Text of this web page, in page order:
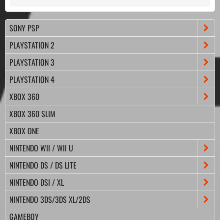
SONY PSP
PLAYSTATION 2
PLAYSTATION 3
PLAYSTATION 4
XBOX 360
XBOX 360 SLIM
XBOX ONE
NINTENDO WII / WII U
NINTENDO DS / DS LITE
NINTENDO DSI / XL
NINTENDO 3DS/3DS XL/2DS
GAMEBOY